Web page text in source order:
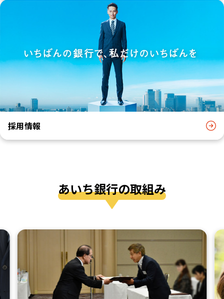
採用情報
あいち銀行の取組み